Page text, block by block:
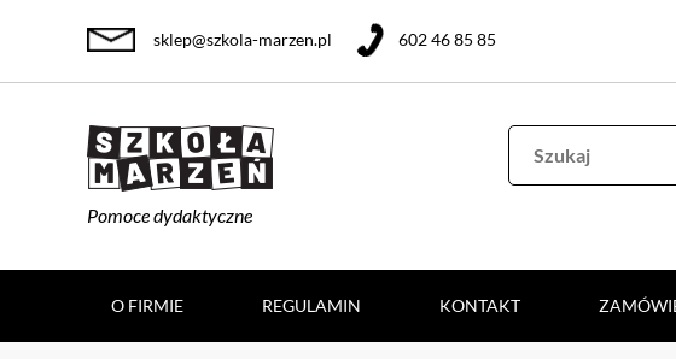
Pomoce dydaktyczne
sklep@szkola-marzen.pl 602 46 85 85
O FIRMIE REGULAMIN KONTAKT